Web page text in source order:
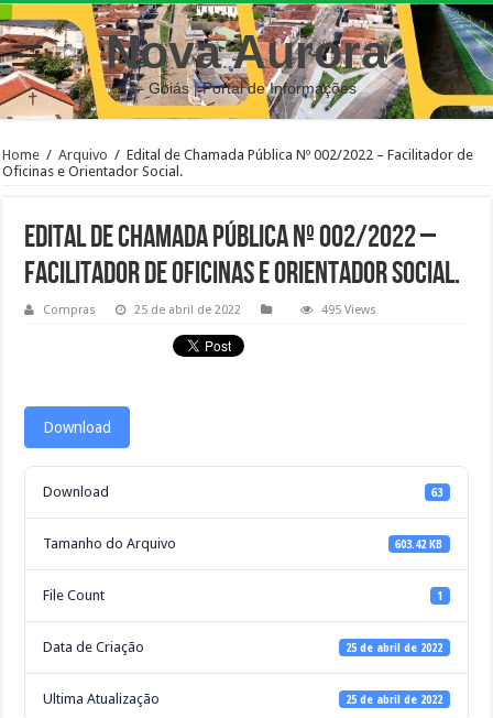
Nova Aurora
– Goiás | Portal de Informações
Home / Arquivo / Edital de Chamada Pública Nº 002/2022 – Facilitador de
Oficinas e Orientador Social.
Edital de Chamada Pública Nº 002/2022 –
Facilitador de Oficinas e Orientador Social.
Compras 25 de abril de 2022 495 Views
Download
Download 63
Tamanho do Arquivo 603.42 KB
File Count 1
Data de Criação 25 de abril de 2022
Ultima Atualização 25 de abril de 2022